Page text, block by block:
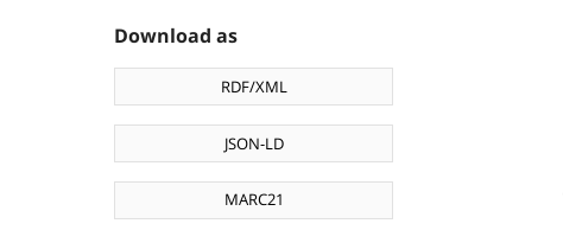
Download as
RDF/XML
JSON-LD
MARC21